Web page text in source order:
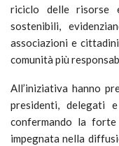
riciclo delle risorse
sostenibili,
associazioni e
comunità più
All’iniziativa hanno
presidenti, delegati
confermando la
impegnata nella